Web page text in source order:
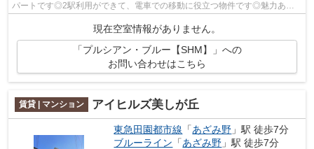
パートです◎2駅利用ができて、電車での移動に役立つ物件です◎魅力あふ
現在空室情報がありません。
「プルシアン・ブルー【SHM】」への
お問い合わせはこちら
賃貸 | マンション アイヒルズ美しが丘
東急田園都市線 「あざみ野 」駅 徒歩7分
ブルーライン 「あざみ野 」駅 徒歩7分